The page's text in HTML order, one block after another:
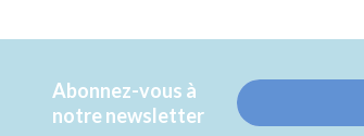
Abonnez-vous à
notre newsletter